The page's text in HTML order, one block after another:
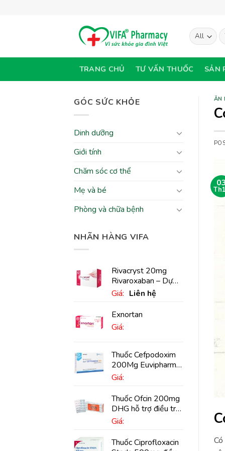
TRANG CHỦ TƯ VẤN THUỐC SẢN
GÓC SỨC KHỎE
Dinh dưỡng
Giới tính
Chăm sóc cơ thể
Mẹ và bé
Phòng và chữa bệnh
NHÃN HÀNG VIFA
Rivacryst 20mg
Rivaroxaban – Dự
phòng đột quỵ,
huyết khối tĩnh mạch
Giá: Liên hệ
Exnortan
Giá:
Thuốc Cefpodoxim
200Mg Euvipharm
điều trị nhiễm khuẩn
Giá:
Thuốc Ofcin 200mg
DHG hỗ trợ điều trị
viêm phế quản nặng
Giá:
Thuốc Ciprofloxacin
ĂN
03